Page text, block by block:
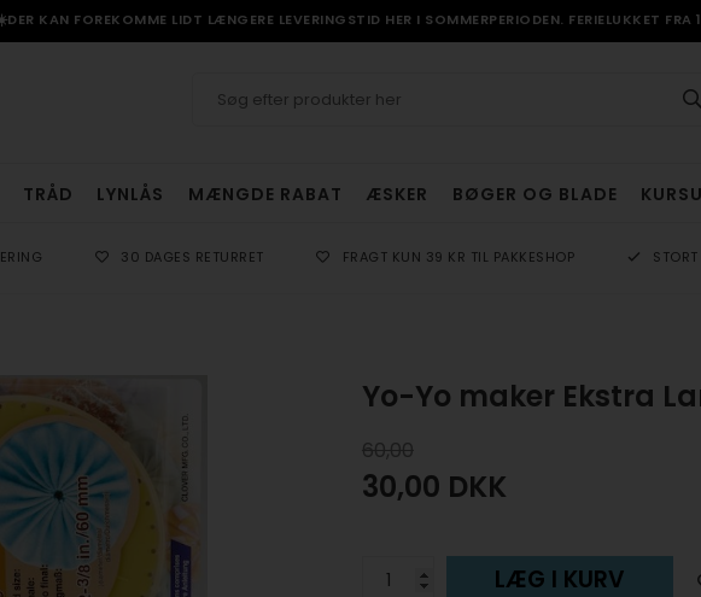
KAN FOREKOMME LIDT LÆNGERE LEVERINGSTID HER I SOMMERPERIODEN. FERIELUKKET
TRÅD LYNLÅS MÆNGDE RABAT ÆSKER BØGER OG BLADE
30 DAGES RETURRET FRAGT KUN 39 KR TIL PAKKESHOP
Yo-Yo maker Ekstra
60,00
30,00 DKK
LÆG I KURV